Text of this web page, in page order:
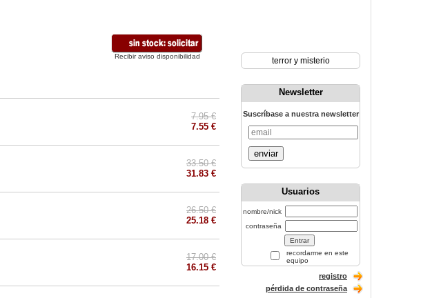
Recibir aviso disponibilidad
7.95 €
7.55 €
33.50 €
31.83 €
26.50 €
25.18 €
17.00 €
16.15 €
terror y misterio
Newsletter
Suscríbase a nuestra newsletter
enviar
Usuarios
nombre/nick
contraseña
recordarme en este
equipo
registro
pérdida de contraseña